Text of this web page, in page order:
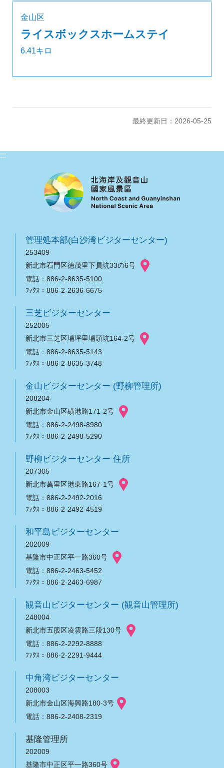
金山区
ライスボックスホームステイ
6.41キロ
最終更新日：2026-05-25
:::
管理処本部(白沙湾ビジターセンター)
253409
新北市石門区徳茂里下員坑33の6号
電話：886-2-8635-5100
ﾌｧｸｽ：886-2-2636-6675
三芝ビジターセンター
252005
新北市三芝区埔坪里埔頭坑164-2号
電話：886-2-8635-5143
ﾌｧｸｽ：886-2-8635-3748
金山ビジターセンター (野柳管理所)
208204
新北市金山区磺港路171-2号
電話：886-2-2498-8980
ﾌｧｸｽ：886-2-2498-5290
野柳ビジターセンター 住所
207305
新北市萬里区港東路167-1号
電話：886-2-2492-2016
ﾌｧｸｽ：886-2-2492-4519
和平島ビジターセンター
202009
基隆市中正区平一路360号
電話：886-2-2463-5452
ﾌｧｸｽ：886-2-2463-6987
観音山ビジターセンター (観音山管理所)
248004
新北市五股区凌雲路三段130号
電話：886-2-2292-8888
ﾌｧｸｽ：886-2-2291-9444
中角湾ビジターセンター
208003
新北市金山区海興路180-3号
電話：886-2-2408-2319
基隆管理所
202009
基隆市中正区平一路360号